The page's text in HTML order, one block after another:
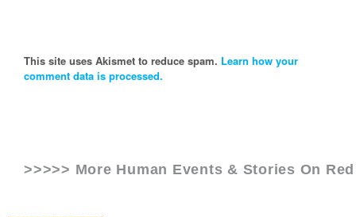
This site uses Akismet to reduce spam. Learn how your
comment data is processed.
>>>>> More Human Events & Stories On